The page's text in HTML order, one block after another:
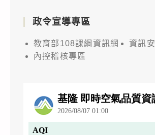
政令宣導專區
教育部108課綱資訊網
資訊
內控稽核專區